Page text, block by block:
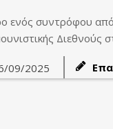
ενός συντρόφου
Διεθνούς
09/2025